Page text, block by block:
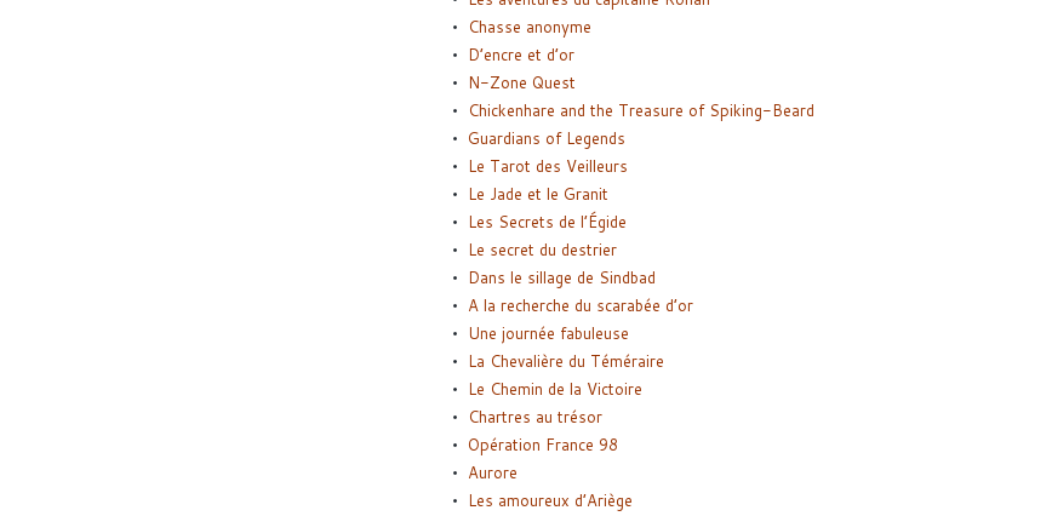
Chasse anonyme
D’encre et d’or
N-Zone Quest
Chickenhare and the Treasure of Spiking-Beard
Guardians of Legends
Le Tarot des Veilleurs
Le Jade et le Granit
Les Secrets de l’Égide
Le secret du destrier
Dans le sillage de Sindbad
A la recherche du scarabée d’or
Une journée fabuleuse
La Chevalière du Téméraire
Le Chemin de la Victoire
Chartres au trésor
Opération France 98
Aurore
Les amoureux d’Ariège